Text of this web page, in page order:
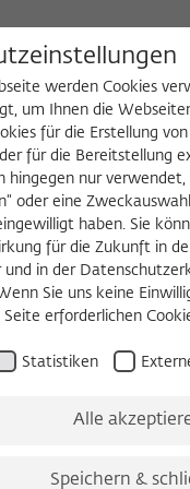
FELLOW
Ideen Arbeitsvorhaben
ZEITSCHRIFT FÜR
Die Insel
Mattenklott,
Schmölders
werden Cookies
um Ihnen die
für die Erstellung
für die Bereitstellung
hingegen nur
oder eine
haben. Sie
für die Zukunft in
und in der
Sie uns keine
erforderlichen
Statistiken
Alle
Speichern &